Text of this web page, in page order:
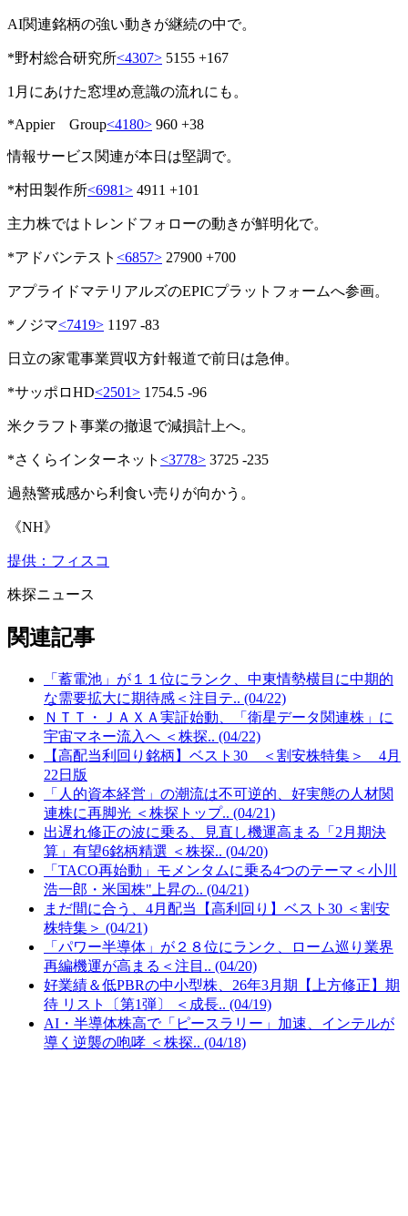
AI関連銘柄の強い動きが継続の中で。
*野村総合研究所<4307> 5155 +167
1月にあけた窓埋め意識の流れにも。
*Appier Group<4180> 960 +38
情報サービス関連が本日は堅調で。
*村田製作所<6981> 4911 +101
主力株ではトレンドフォローの動きが鮮明化で。
*アドバンテスト <6857> 27900 +700
アプライドマテリアルズのEPICプラットフォームへ参画。
*ノジマ<7419> 1197 -83
日立の家電事業買収方針報道で前日は急伸。
*サッポロHD<2501> 1754.5 -96
米クラフト事業の撤退で減損計上へ。
*さくらインターネット <3778> 3725 -235
過熱警戒感から利食い売りが向かう。
《NH》
提供：フィスコ
株探ニュース
関連記事
「蓄電池」が１１位にランク、中東情勢横目に中期的
な需要拡大に期待感＜注目テ.. (04/22)
ＮＴＴ・ＪＡＸＡ実証始動、「衛星データ関連株」に
宇宙マネー流入へ ＜株探.. (04/22)
【高配当利回り銘柄】ベスト30 ＜割安株特集＞ 4月
22日版
「人的資本経営」の潮流は不可逆的、好実態の人材関
連株に再脚光 ＜株探トップ.. (04/21)
出遅れ修正の波に乗る、見直し機運高まる「2月期決
算」有望6銘柄精選 ＜株探.. (04/20)
「TACO再始動」モメンタムに乗る4つのテーマ＜小川
浩一郎・米国株"上昇の.. (04/21)
まだ間に合う、4月配当【高利回り】ベスト30 ＜割安
株特集＞ (04/21)
「パワー半導体」が２８位にランク、ローム巡り業界
再編機運が高まる＜注目.. (04/20)
好業績＆低PBRの中小型株、26年3月期【上方修正】期
待 リスト〔第1弾〕 ＜成長.. (04/19)
AI・半導体株高で「ピースラリー」加速、インテルが
導く逆襲の咆哮 ＜株探.. (04/18)